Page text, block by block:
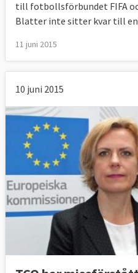
till fotbollsförbundet FIFA
Blatter inte sitter kvar till
11 juni 2015
10 juni 2015